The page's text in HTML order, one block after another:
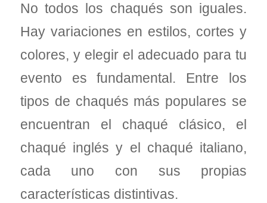
No todos los chaqués son iguales.
Hay variaciones en estilos, cortes y
colores, y elegir el adecuado para tu
evento es fundamental. Entre los
tipos de chaqués más populares se
encuentran el chaqué clásico, el
chaqué inglés y el chaqué italiano,
cada uno con sus propias
características distintivas.